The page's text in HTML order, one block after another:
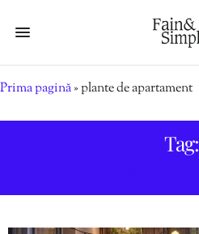
Prima pagină»plante de apartament
Tag: